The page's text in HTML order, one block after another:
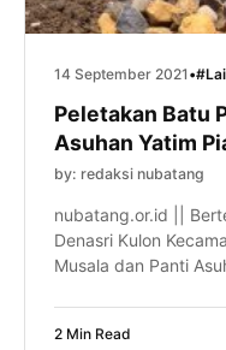
14 September 2021 •
Peletakan Batu
Asuhan Yatim
by: redaksi nubatang
nubatang.or.id ||
Denasri Kulon
Musala dan Panti
Taufiq, SP, M.Si.
2 Min Read